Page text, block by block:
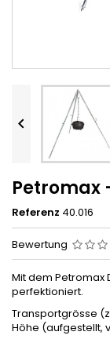

Petromax
Referenz 40.016
Bewertung
Mit dem Petromax
perfektioniert.
Transportgrösse
Höhe (aufgestellt,